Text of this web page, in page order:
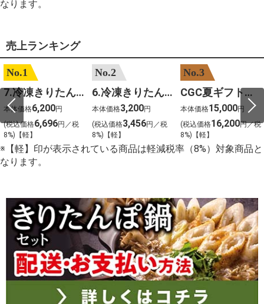
なります。
売上ランキング
No.1
7.冷凍きりたんぽセットM 野菜なし 4人前
本体価格6,200円
(税込価格6,696円／税
8%)【軽】
No.2
6.冷凍きりたんぽセットＳ 野菜なし 2人前
本体価格3,200円
(税込価格3,456円／税
8%)【軽】
No.3
CGC夏ギフト【1101】和牛苑 神戸牛・三田和牛食べ比べ(680g)
本体価格15,000円
(税込価格16,200円／税
8%)【軽】
※【軽】印が表示されている商品は軽減税率（8%）対象商品と
なります。